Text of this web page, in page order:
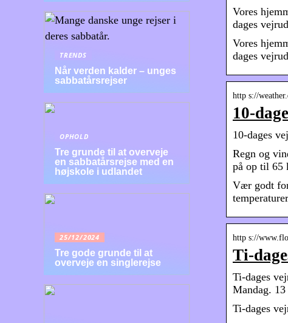
Vores
dages
Vores
dages
http s://
10-
10-dages
Regn og
på op til 65
Vær godt
http s://
Ti-
Ti-dages
Mandag.
Ti-dages
TRENDS
Når verden kalder – unges
sabbatårsrejser
OPHOLD
Tre grunde til at overveje
en sabbatårsrejse med en
højskole i udlandet
25/12/2024
Tre gode grunde til at
overveje en singlerejse